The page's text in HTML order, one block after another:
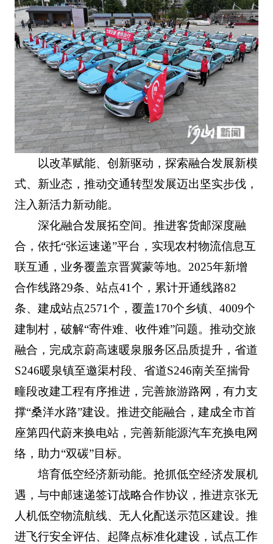
以改革赋能、创新驱动，探索融合发展新模
式、新业态，推动交通转型发展迈出坚实步伐，
注入新活力新动能。
深化融合发展拓空间。推进客货邮深度融
合，依托“张运速递”平台，实现农村物流信息互
联互通，业务覆盖京晋冀蒙等地。2025年新增
合作线路29条、站点41个，累计开通线路82
条、建成站点2571个，覆盖170个乡镇、4009个
建制村，破解“寄件难、收件难”问题。推动交旅
融合，完成京蔚高速暖泉服务区品质提升，省道
S246暖泉镇至邀渠村段、省道S246南关至揣骨
疃段改建工程有序推进，完善旅游路网，有力支
撑“桑洋水路”建设。推进交能融合，建成全市首
座第四代蔚来换电站，完善新能源汽车充换电网
络，助力“双碳”目标。
培育低空经济新动能。抢抓低空经济发展机
遇，与中邮速递签订战略合作协议，推进京张无
人机低空物流航线、无人化配送示范区建设。推
进飞行安全评估、起降点标准化建设，试点工作